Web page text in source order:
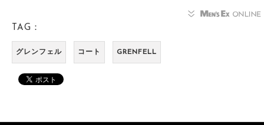
TAG：
グレンフェル コート GRENFELL